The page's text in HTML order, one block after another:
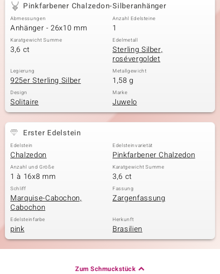
Pinkfarbener Chalzedon-Silberanhänger
Abmessungen
Anhänger - 26x10 mm
Anzahl Edelsteine
1
Karatgewicht Summe
3,6 ct
Edelmetall
Sterling Silber,
rosévergoldet
Legierung
925er Sterling Silber
Metallgewicht
1,58 g
Design
Solitaire
Marke
Juwelo
Erster Edelstein
Edelstein
Chalzedon
Edelsteinvarietät
Pinkfarbener Chalzedon
Anzahl und Größe
1 à 16x8 mm
Karatgewicht Summe
3,6 ct
Schliff
Marquise-Cabochon,
Cabochon
Fassung
Zargenfassung
Edelsteinfarbe
pink
Herkunft
Brasilien
Zum Schmuckstück